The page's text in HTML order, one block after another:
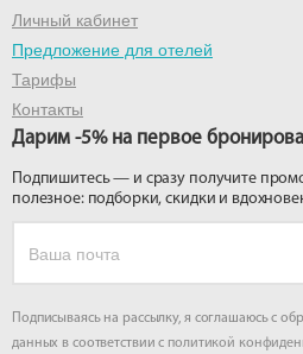
Личный кабинет
Предложение для отелей
Тарифы
Контакты
Дарим -5% на первое
Подпишитесь — и сразу получите
полезное: подборки, скидки и
Подписываясь на рассылку, я соглашаюсь с
данных в соответствии с политикой